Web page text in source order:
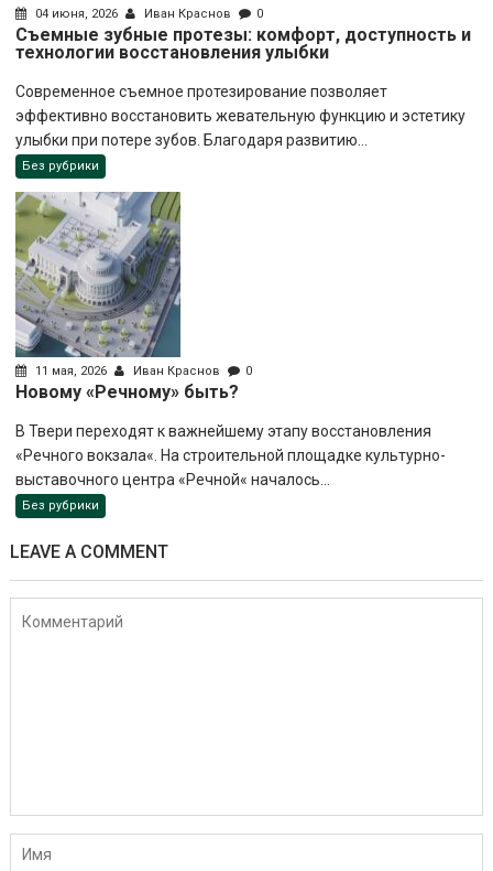
04 июня, 2026 Иван Краснов 0
Съемные зубные протезы: комфорт, доступность и
технологии восстановления улыбки
Современное съемное протезирование позволяет
эффективно восстановить жевательную функцию и эстетику
улыбки при потере зубов. Благодаря развитию...
Без рубрики
11 мая, 2026 Иван Краснов 0
Новому «Речному» быть?
В Твери переходят к важнейшему этапу восстановления
«Речного вокзала«. На строительной площадке культурно-
выставочного центра «Речной« началось...
Без рубрики
LEAVE A COMMENT